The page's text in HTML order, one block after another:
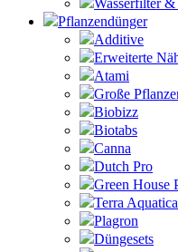
Wasserfilter &
Pflanzendünger
Additive
Erweiterte
Atami
Große
Biobizz
Biotabs
Canna
Dutch Pro
Green House
Terra Aquatica
Plagron
Düngesets